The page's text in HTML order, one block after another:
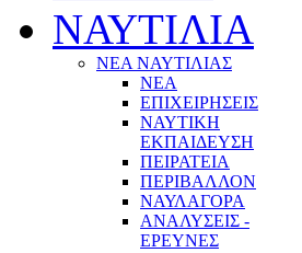
ΝΑΥΤΙΛΙΑ
ΝΕΑ ΝΑΥΤΙΛΙΑΣ
ΝΕΑ
ΕΠΙΧΕΙΡΗΣΕΙΣ
ΝΑΥΤΙΚΗ
ΕΚΠΑΙΔΕΥΣΗ
ΠΕΙΡΑΤΕΙΑ
ΠΕΡΙΒΑΛΛΟΝ
ΝΑΥΛΑΓΟΡΑ
ΑΝΑΛΥΣΕΙΣ -
ΕΡΕΥΝΕΣ